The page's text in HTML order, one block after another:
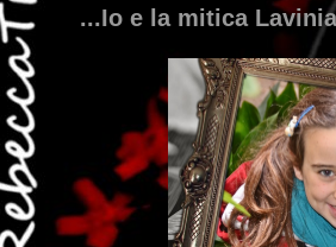
...Io e la mitica